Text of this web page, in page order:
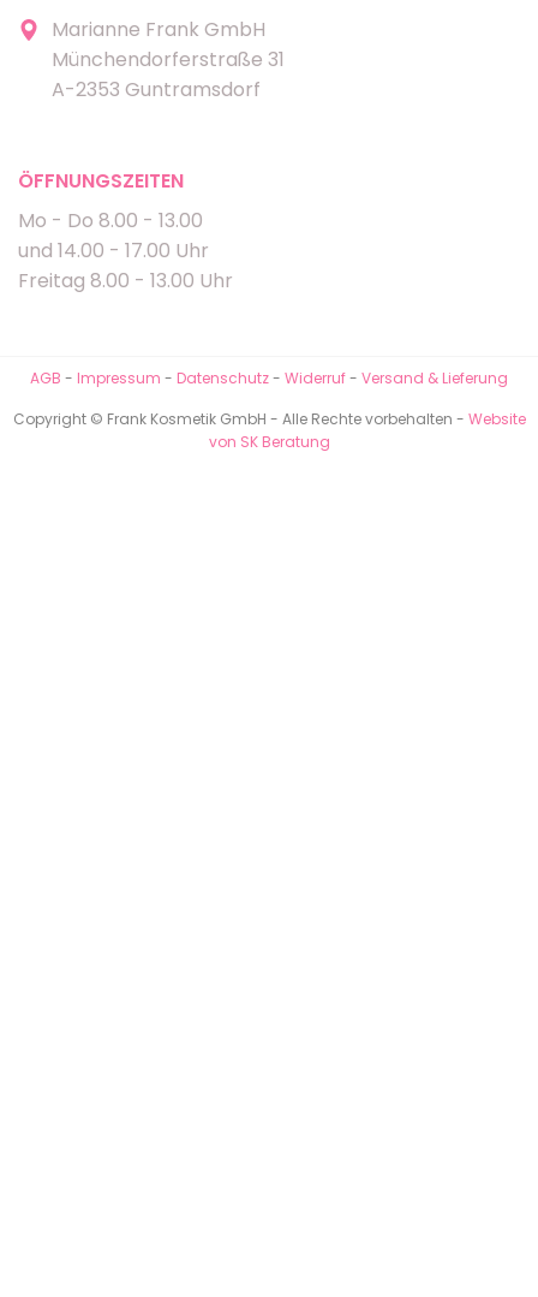
Marianne Frank GmbH
Münchendorferstraße 31
A-2353 Guntramsdorf
ÖFFNUNGSZEITEN
Mo - Do 8.00 - 13.00
und 14.00 - 17.00 Uhr
Freitag 8.00 - 13.00 Uhr
AGB - Impressum - Datenschutz- Widerruf- Versand & Lieferung
Copyright © Frank Kosmetik GmbH - Alle Rechte vorbehalten - Website
von SK Beratung